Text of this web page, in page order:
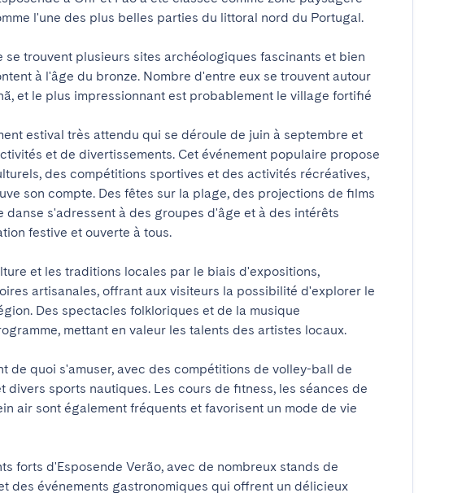
l'une des plus belles parties du littoral nord du Portugal.
trouvent plusieurs sites archéologiques fascinants et bien
à l'âge du bronze. Nombre d'entre eux se trouvent autour
et le plus impressionnant est probablement le village fortifié
estival très attendu qui se déroule de juin à septembre et
et de divertissements. Cet événement populaire propose
des compétitions sportives et des activités récréatives,
son compte. Des fêtes sur la plage, des projections de films
s'adressent à des groupes d'âge et à des intérêts
festive et ouverte à tous.
et les traditions locales par le biais d'expositions,
artisanales, offrant aux visiteurs la possibilité d'explorer le
Des spectacles folkloriques et de la musique
mettant en valeur les talents des artistes locaux.
de quoi s'amuser, avec des compétitions de volley-ball de
divers sports nautiques. Les cours de fitness, les séances de
air sont également fréquents et favorisent un mode de vie
forts d'Esposende Verão, avec de nombreux stands de
des événements gastronomiques qui offrent un délicieux